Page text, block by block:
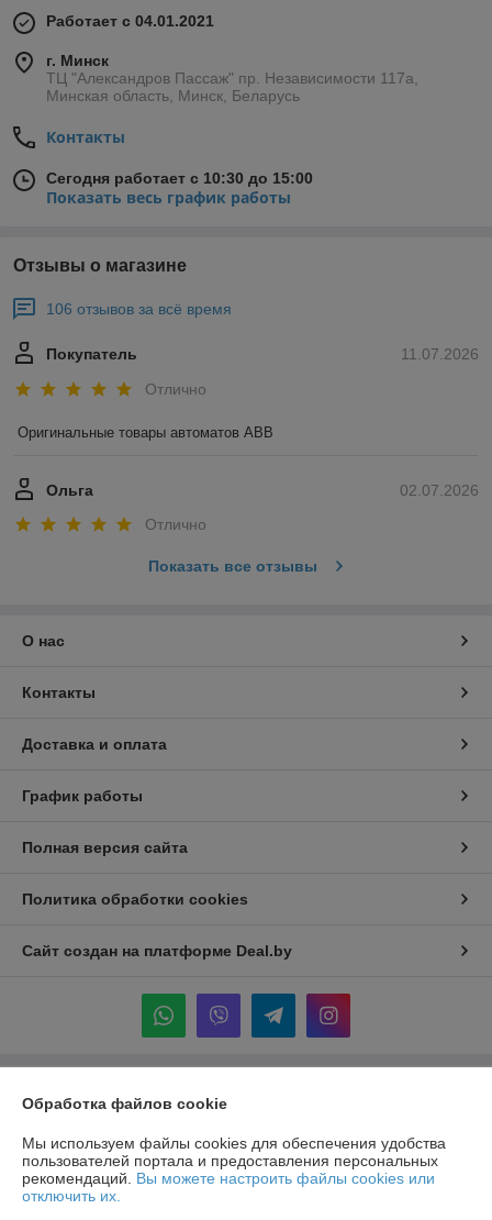
Работает с 04.01.2021
г. Минск
ТЦ "Александров Пассаж" пр. Независимости 117а,
Минская область, Минск, Беларусь
Контакты
Сегодня работает с 10:30 до 15:00
Показать весь график работы
Отзывы о магазине
106 отзывов за всё время
11.07.2026
Покупатель
Отлично
Оригинальные товары автоматов ABB
02.07.2026
Ольга
Отлично
Показать все отзывы
О нас
Контакты
Доставка и оплата
График работы
Полная версия сайта
Политика обработки cookies
Сайт создан на платформе Deal.by
Информация для покупателя
г. Минск ул. Прушинских дом 6 , кв 133
Регистрационный номер ЕГР: 193513378
Обработка файлов cookie
Мы используем файлы cookies для обеспечения удобства
пользователей портала и предоставления персональных
рекомендаций. Вы можете настроить файлы cookies или
отключить их.